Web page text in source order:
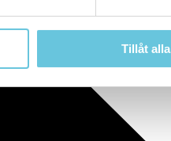
Tillåt alla